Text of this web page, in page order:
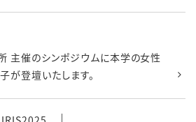
主催のシンポジウムに本学の女性
登壇いたします。